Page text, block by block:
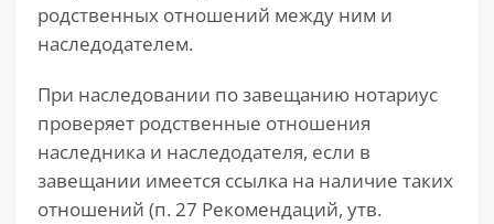
родственных отношений между ним и
наследодателем.
При наследовании по завещанию нотариус
проверяет родственные отношения
наследника и наследодателя, если в
завещании имеется ссылка на наличие таких
отношений (п. 27 Рекомендаций, утв.